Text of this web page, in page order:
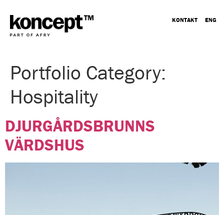
KONTAKT ENG
Portfolio Category:
Hospitality
DJURGÅRDSBRUNNS
VÄRDSHUS